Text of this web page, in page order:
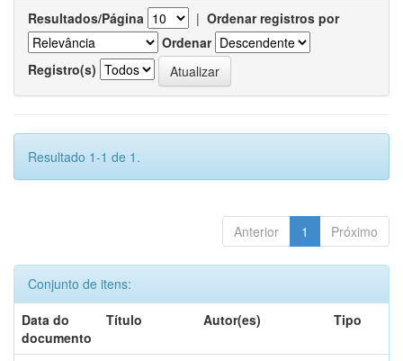
Resultados/Página | Ordenar registros por
Ordenar
Registro(s)
Resultado 1-1 de 1.
Anterior 1 Próximo
Conjunto de itens:
Data do
documento
Título Autor(es) Tipo